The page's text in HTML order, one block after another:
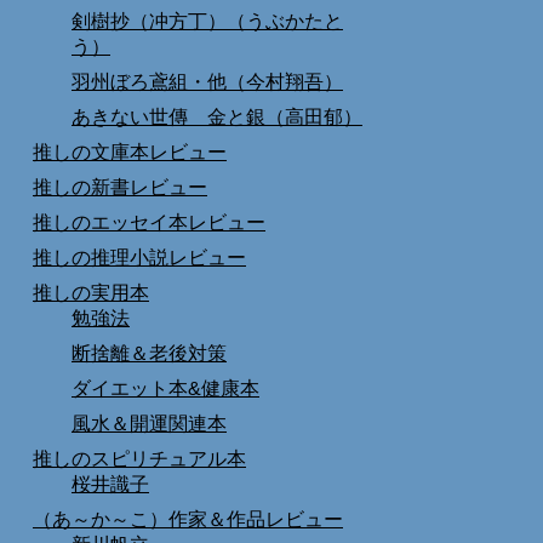
剣樹抄（冲方丁）（うぶかたと
う）
羽州ぼろ鳶組・他（今村翔吾）
あきない世傳 金と銀（高田郁）
推しの文庫本レビュー
推しの新書レビュー
推しのエッセイ本レビュー
推しの推理小説レビュー
推しの実用本
勉強法
断捨離＆老後対策
ダイエット本&健康本
風水＆開運関連本
推しのスピリチュアル本
桜井識子
（あ～か～こ）作家＆作品レビュー